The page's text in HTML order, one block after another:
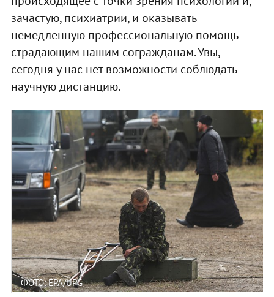
зачастую, психиатрии, и оказывать
немедленную профессиональную помощь
страдающим нашим согражданам. Увы,
сегодня у нас нет возможности соблюдать
научную дистанцию.
ФОТО: EPA/UPG